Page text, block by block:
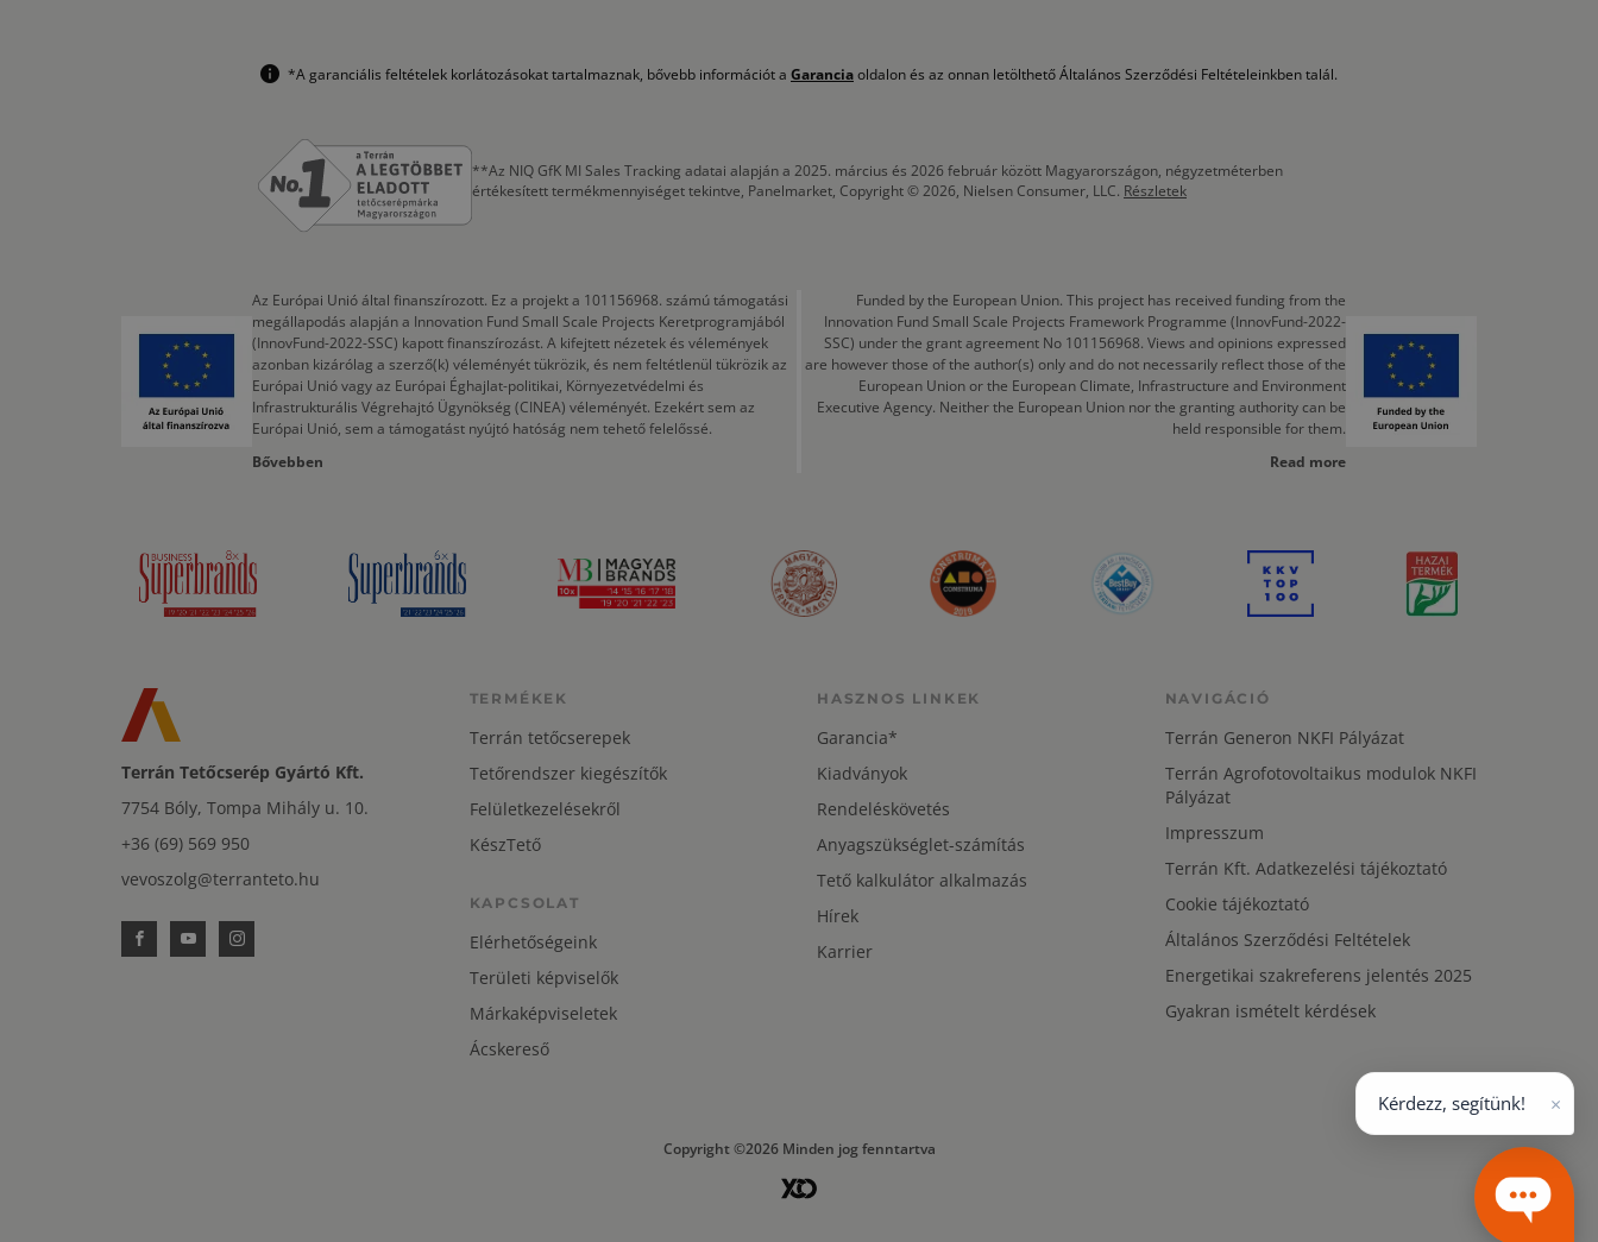
*A garanciális feltételek korlátozásokat tartalmaznak, bővebb információt a Garanciaoldalon és az onnan letölthető Általános Szerződési Feltételeinkben talál.
**Az NIQ GfK MI Sales Tracking adatai alapján a 2025. március és 2026 február között Magyarországon, négyzetméterben
értékesített termékmennyiséget tekintve, Panelmarket, Copyright © 2026, Nielsen Consumer, LLC. Részletek
Az Európai Unió által finanszírozott. Ez a projekt a 101156968. számú támogatási
megállapodás alapján a Innovation Fund Small Scale Projects Keretprogramjából
(InnovFund-2022-SSC) kapott finanszírozást. A kifejtett nézetek és vélemények
azonban kizárólag a szerző(k) véleményét tükrözik, és nem feltétlenül tükrözik az
Európai Unió vagy az Európai Éghajlat-politikai, Környezetvédelmi és
Infrastrukturális Végrehajtó Ügynökség (CINEA) véleményét. Ezekért sem az
Európai Unió, sem a támogatást nyújtó hatóság nem tehető felelőssé.
Bővebben
Funded by the European Union. This project has received funding from the
Innovation Fund Small Scale Projects Framework Programme (InnovFund-2022-
SSC) under the grant agreement No 101156968. Views and opinions expressed
are however those of the author(s) only and do not necessarily reflect those of the
European Union or the European Climate, Infrastructure and Environment
Executive Agency. Neither the European Union nor the granting authority can be
held responsible for them.
Read more
Terrán Tetőcserép Gyártó Kft.
7754 Bóly, Tompa Mihály u. 10.
+36 (69) 569 950
vevoszolg@terranteto.hu
TERMÉKEK
Terrán tetőcserepek
Tetőrendszer kiegészítők
Felületkezelésekről
KészTető
KAPCSOLAT
Elérhetőségeink
Területi képviselők
Márkaképviseletek
Ácskereső
HASZNOS LINKEK
Garancia*
Kiadványok
Rendeléskövetés
Anyagszükséglet-számítás
Tető kalkulátor alkalmazás
Hírek
Karrier
NAVIGÁCIÓ
Terrán Generon NKFI Pályázat
Terrán Agrofotovoltaikus modulok NKFI
Pályázat
Impresszum
Terrán Kft. Adatkezelési tájékoztató
Cookie tájékoztató
Általános Szerződési Feltételek
Energetikai szakreferens jelentés 2025
Gyakran ismételt kérdések
Copyright ©2026 Minden jog fenntartva
Kérdezz, segítünk! ×